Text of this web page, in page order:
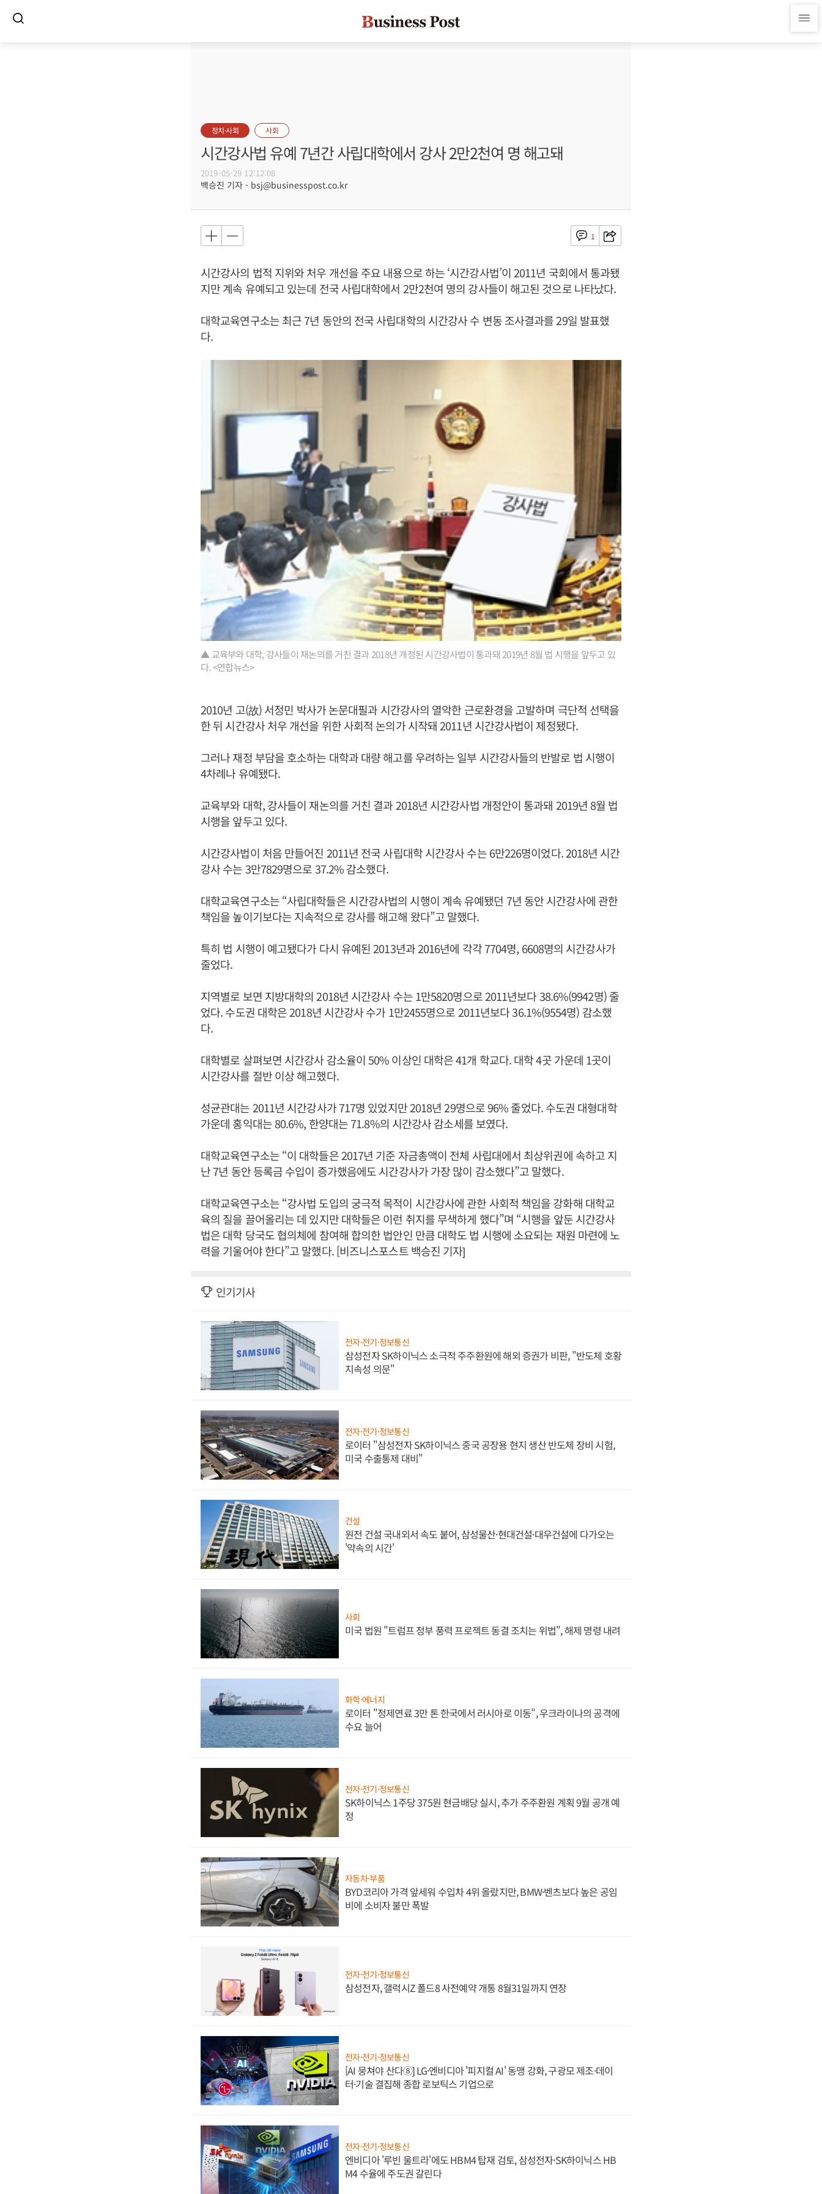
정치·사회 사회
시간강사법 유예 7년간 사립대학에서 강사 2만2천여 명 해고돼
2019-05-29 12:12:08
백승진 기자 - bsj@businesspost.co.kr
1
시간강사의 법적 지위와 처우 개선을 주요 내용으로 하는 ‘시간강사법’이 2011년 국회에서 통과됐
지만 계속 유예되고 있는데 전국 사립대학에서 2만2천여 명의 강사들이 해고된 것으로 나타났다.
대학교육연구소는 최근 7년 동안의 전국 사립대학의 시간강사 수 변동 조사결과를 29일 발표했
다.
▲ 교육부와 대학, 강사들이 재논의를 거친 결과 2018년 개정된 시간강사법이 통과돼 2019년 8월 법 시행을 앞두고 있
다. <연합뉴스>
2010년 고(故) 서정민 박사가 논문대필과 시간강사의 열악한 근로환경을 고발하며 극단적 선택을
한 뒤 시간강사 처우 개선을 위한 사회적 논의가 시작돼 2011년 시간강사법이 제정됐다.
그러나 재정 부담을 호소하는 대학과 대량 해고를 우려하는 일부 시간강사들의 반발로 법 시행이
4차례나 유예됐다.
교육부와 대학, 강사들이 재논의를 거친 결과 2018년 시간강사법 개정안이 통과돼 2019년 8월 법
시행을 앞두고 있다.
시간강사법이 처음 만들어진 2011년 전국 사립대학 시간강사 수는 6만226명이었다. 2018년 시간
강사 수는 3만7829명으로 37.2% 감소했다.
대학교육연구소는 “사립대학들은 시간강사법의 시행이 계속 유예됐던 7년 동안 시간강사에 관한
책임을 높이기보다는 지속적으로 강사를 해고해 왔다”고 말했다.
특히 법 시행이 예고됐다가 다시 유예된 2013년과 2016년에 각각 7704명, 6608명의 시간강사가
줄었다.
지역별로 보면 지방대학의 2018년 시간강사 수는 1만5820명으로 2011년보다 38.6%(9942명) 줄
었다. 수도권 대학은 2018년 시간강사 수가 1만2455명으로 2011년보다 36.1%(9554명) 감소했
다.
대학별로 살펴보면 시간강사 감소율이 50% 이상인 대학은 41개 학교다. 대학 4곳 가운데 1곳이
시간강사를 절반 이상 해고했다.
성균관대는 2011년 시간강사가 717명 있었지만 2018년 29명으로 96% 줄었다. 수도권 대형대학
가운데 홍익대는 80.6%, 한양대는 71.8%의 시간강사 감소세를 보였다.
대학교육연구소는 “이 대학들은 2017년 기준 자금총액이 전체 사립대에서 최상위권에 속하고 지
난 7년 동안 등록금 수입이 증가했음에도 시간강사가 가장 많이 감소했다”고 말했다.
대학교육연구소는 “강사법 도입의 궁극적 목적이 시간강사에 관한 사회적 책임을 강화해 대학교
육의 질을 끌어올리는 데 있지만 대학들은 이런 취지를 무색하게 했다”며 “시행을 앞둔 시간강사
법은 대학 당국도 협의체에 참여해 합의한 법안인 만큼 대학도 법 시행에 소요되는 재원 마련에 노
력을 기울어야 한다”고 말했다. [비즈니스포스트 백승진 기자]
인기기사
전자·전기·정보통신
삼성전자 SK하이닉스 소극적 주주환원에 해외 증권가 비판, "반도체 호황
지속성 의문"
전자·전기·정보통신
로이터 "삼성전자 SK하이닉스 중국 공장용 현지 생산 반도체 장비 시험,
미국 수출통제 대비"
건설
원전 건설 국내외서 속도 붙어, 삼성물산·현대건설·대우건설에 다가오는
'약속의 시간'
사회
미국 법원 "트럼프 정부 풍력 프로젝트 동결 조치는 위법", 해제 명령 내려
화학·에너지
로이터 "정제연료 3만 톤 한국에서 러시아로 이동", 우크라이나의 공격에
수요 늘어
전자·전기·정보통신
SK하이닉스 1주당 375원 현금배당 실시, 추가 주주환원 계획 9월 공개 예
정
자동차·부품
BYD코리아 가격 앞세워 수입차 4위 올랐지만, BMW·벤츠보다 높은 공임
비에 소비자 불만 폭발
전자·전기·정보통신
삼성전자, 갤럭시Z 폴드8 사전예약 개통 8월31일까지 연장
전자·전기·정보통신
[AI 뭉쳐야 산다⑧] LG·엔비디아 '피지컬 AI' 동맹 강화, 구광모 제조·데이
터·기술 결집해 종합 로보틱스 기업으로
전자·전기·정보통신
엔비디아 '루빈 울트라'에도 HBM4 탑재 검토, 삼성전자·SK하이닉스 HB
M4 수율에 주도권 갈린다